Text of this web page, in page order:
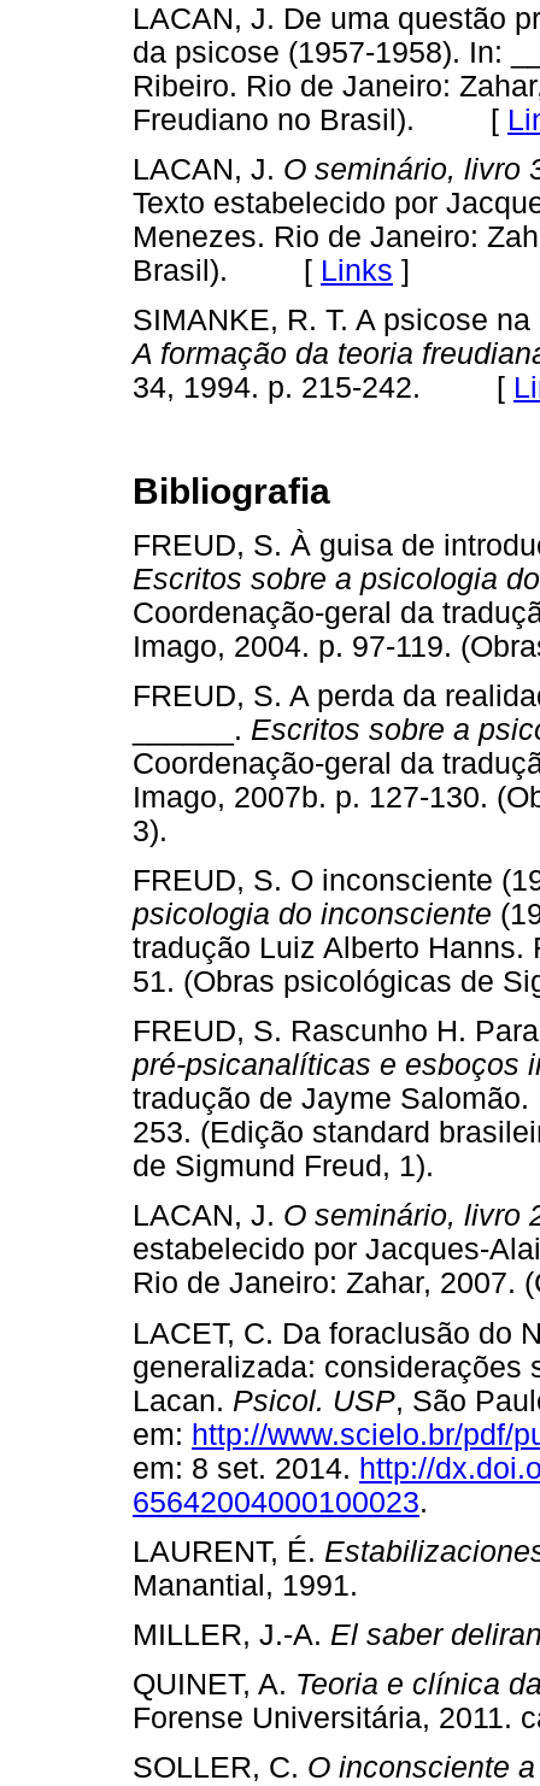
LACAN, J. De uma questão
da psicose (1957-1958). In:
Ribeiro. Rio de Janeiro:
Freudiano no Brasil). [
LACAN, J. O seminário, livro
Texto estabelecido por
Menezes. Rio de Janeiro:
Brasil). [ Links ]
SIMANKE, R. T. A psicose
A formação da teoria
34, 1994. p. 215-242. [
Bibliografia
FREUD, S. À guisa de
Escritos sobre a psicologia
Coordenação-geral da
Imago, 2004. p. 97-119.
FREUD, S. A perda da
______. Escritos sobre a
Coordenação-geral da
Imago, 2007b. p. 127-130.
3).
FREUD, S. O inconsciente
psicologia do inconsciente
tradução Luiz Alberto Hanns.
51. (Obras psicológicas de
FREUD, S. Rascunho H.
pré-psicanalíticas e esboços
tradução de Jayme
253. (Edição standard
de Sigmund Freud, 1).
LACAN, J. O seminário, livro
estabelecido por Jacques-
Rio de Janeiro: Zahar, 2007.
LACET, C. Da foraclusão do
generalizada: considerações
Lacan. Psicol. USP, São
em: http://www.scielo.br/pdf/
em: 8 set. 2014. http://
65642004000100023.
LAURENT, É.
Manantial, 1991.
MILLER, J.-A. El saber
QUINET, A. Teoria e clínica
Forense Universitária, 2011.
SOLLER, C. O inconsciente